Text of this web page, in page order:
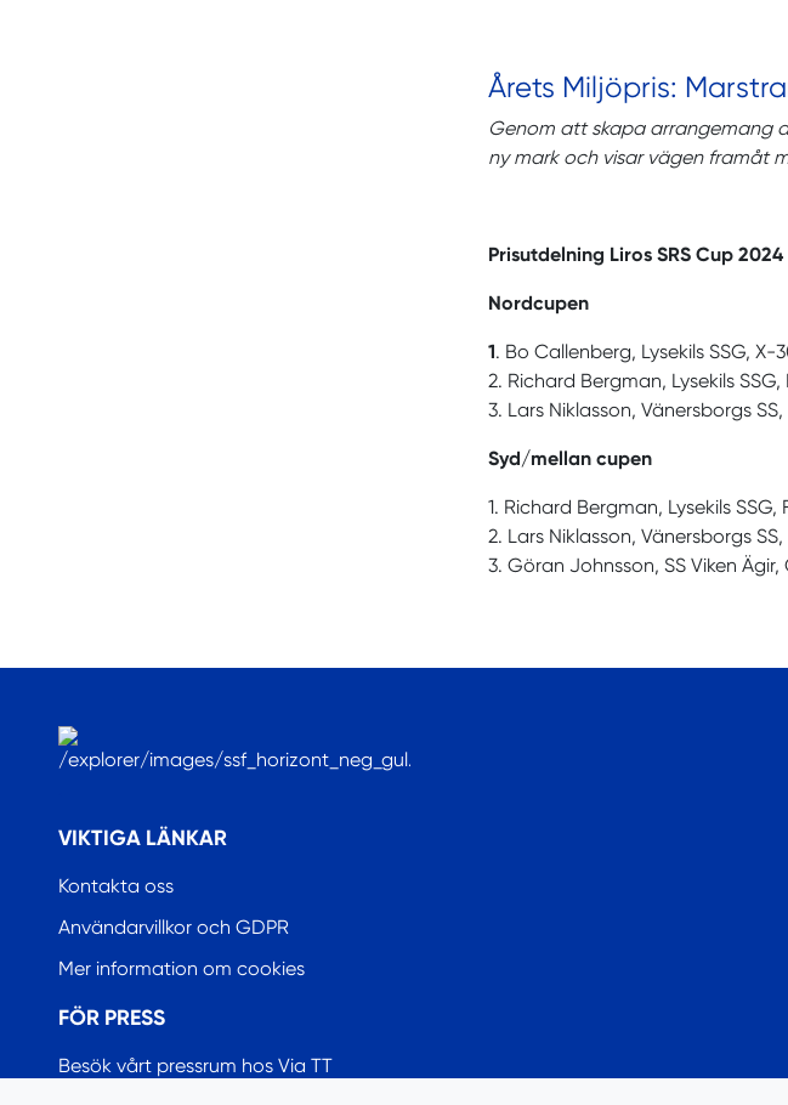
Årets Miljöpris:
Genom att skapa arrangemang
ny mark och visar vägen framåt
Prisutdelning Liros SRS Cup 2024
Nordcupen
1. Bo Callenberg, Lysekils SSG, X-
2. Richard Bergman, Lysekils SSG,
3. Lars Niklasson, Vänersborgs
Syd/mellan cupen
1. Richard Bergman, Lysekils SSG,
2. Lars Niklasson, Vänersborgs
3. Göran Johnsson, SS Viken Ägir,
VIKTIGA LÄNKAR
Kontakta oss
Användarvillkor och GDPR
Mer information om cookies
FÖR PRESS
Besök vårt pressrum hos Via TT